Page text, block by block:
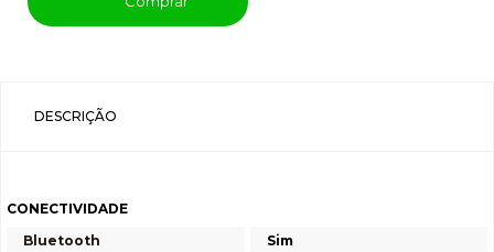
DESCRIÇÃO
CONECTIVIDADE
Bluetooth
Sim